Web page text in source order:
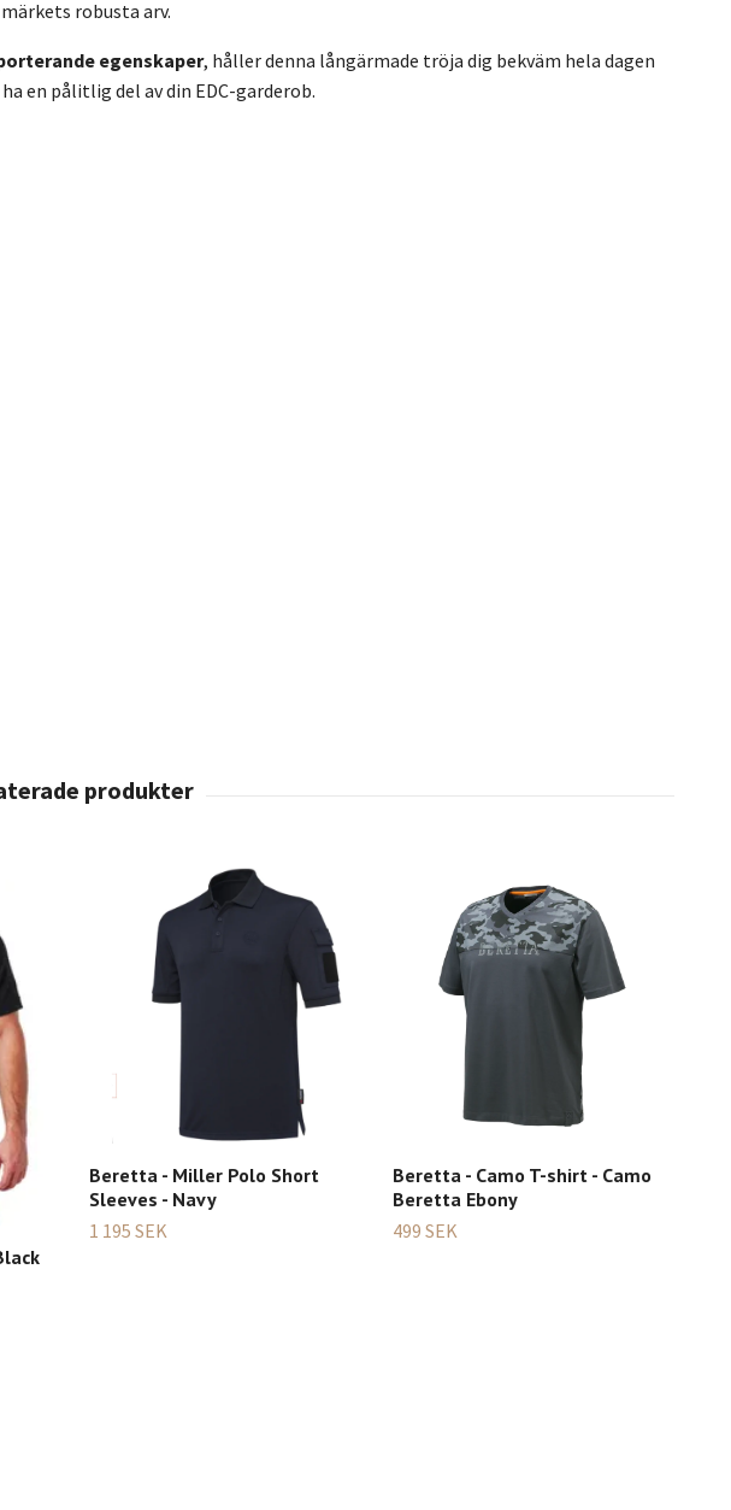
robusta arv.
egenskaper, håller denna långärmade tröja dig bekväm hela dagen
en pålitlig del av din EDC-garderob.
Beretta - Miller Polo Short
Sleeves - Navy
1 195 SEK
Beretta - Camo T-shirt - Camo
Beretta Ebony
499 SEK